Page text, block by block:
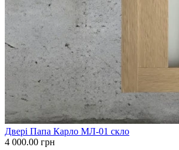
Двері Папа Карло МЛ-01 скло
4 000.00 грн